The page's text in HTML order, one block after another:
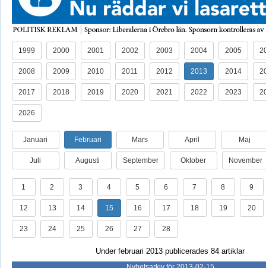
1999 2000 2001 2002 2003 2004 2005
2008 2009 2010 2011 2012 2013 2014
2017 2018 2019 2020 2021 2022 2023
2026
Januari Februari Mars April Maj
Juli Augusti September Oktober November
1 2 3 4 5 6 7 8 9
12 13 14 15 16 17 18 19 20
23 24 25 26 27 28
Under februari 2013 publicerades 84 artiklar